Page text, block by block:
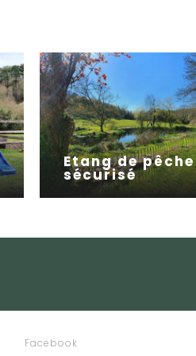
Etang de pêche
sécurisé
Facebook